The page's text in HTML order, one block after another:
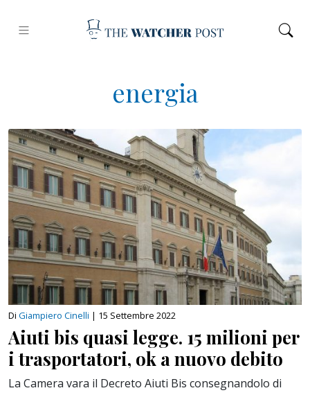
energia
Di Giampiero Cinelli | 15 Settembre 2022
Aiuti bis quasi legge. 15 milioni per
i trasportatori, ok a nuovo debito
La Camera vara il Decreto Aiuti Bis consegnandolo di